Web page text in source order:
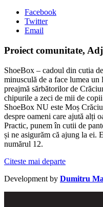
Facebook
Twitter
Email
Proiect comunitate,
ShoeBox – cadoul din cutia
minusculă de a face lumea
preajmă sărbătorilor de
chipurile a zeci de mii de
ShoeBox NU este Moș
despre oameni care ajută alți
Practic, punem în cutii de
și ne asigurăm că ajung la ei.
numărul 12.
Citeste mai departe
Development by Dumitru